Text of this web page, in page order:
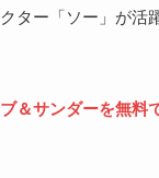
ター「ソー」が
＆サンダーを無料